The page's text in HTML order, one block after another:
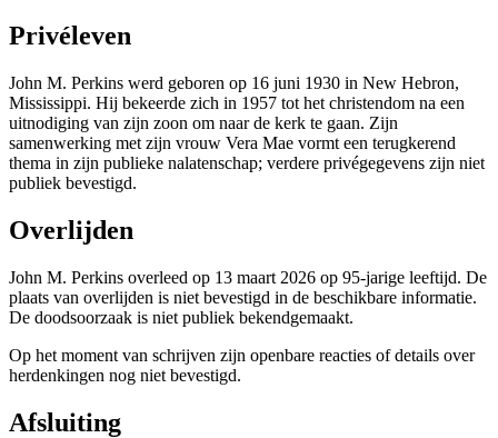
Privéleven
John M. Perkins werd geboren op 16 juni 1930 in New Hebron,
Mississippi. Hij bekeerde zich in 1957 tot het christendom na een
uitnodiging van zijn zoon om naar de kerk te gaan. Zijn
samenwerking met zijn vrouw Vera Mae vormt een terugkerend
thema in zijn publieke nalatenschap; verdere privégegevens zijn niet
publiek bevestigd.
Overlijden
John M. Perkins overleed op 13 maart 2026 op 95-jarige leeftijd. De
plaats van overlijden is niet bevestigd in de beschikbare informatie.
De doodsoorzaak is niet publiek bekendgemaakt.
Op het moment van schrijven zijn openbare reacties of details over
herdenkingen nog niet bevestigd.
Afsluiting